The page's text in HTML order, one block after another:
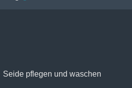
Seide pflegen und waschen